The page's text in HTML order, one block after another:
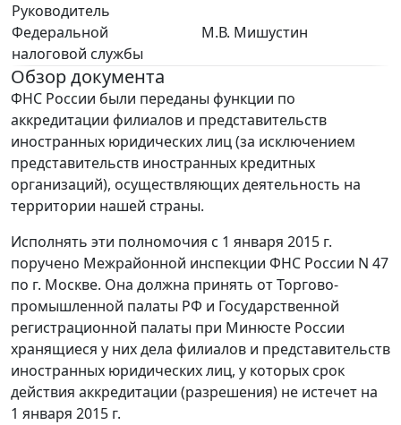
Руководитель
Федеральной
налоговой службы
М.В. Мишустин
Обзор документа
ФНС России были переданы функции по
аккредитации филиалов и представительств
иностранных юридических лиц (за исключением
представительств иностранных кредитных
организаций), осуществляющих деятельность на
территории нашей страны.
Исполнять эти полномочия с 1 января 2015 г.
поручено Межрайонной инспекции ФНС России N 47
по г. Москве. Она должна принять от Торгово-
промышленной палаты РФ и Государственной
регистрационной палаты при Минюсте России
хранящиеся у них дела филиалов и представительств
иностранных юридических лиц, у которых срок
действия аккредитации (разрешения) не истечет на
1 января 2015 г.